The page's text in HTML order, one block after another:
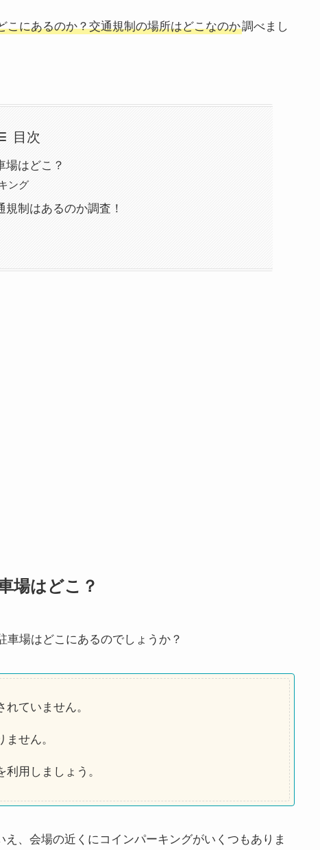
こにあるのか？交通規制の場所はどこなのか調べまし
目次
場はどこ？
ング
規制はあるのか調査！
場はどこ？
車場はどこにあるのでしょうか？
ていません。
せん。
用しましょう。
、会場の近くにコインパーキングがいくつもありま